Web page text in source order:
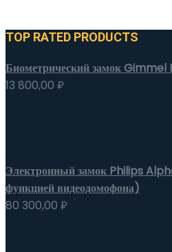
TOP RATED PRODUCTS
Биометрический замок Gimmel
13 800,00 ₽
Электронный замок Philips
функцией видеодомофона)
80 300,00 ₽